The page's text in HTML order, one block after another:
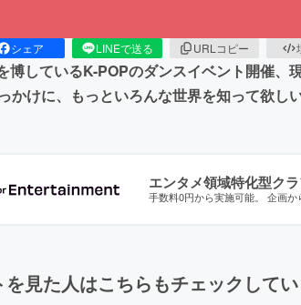
シェア LINEで送る URLコピー
博しているK-POPのダンスイベント開催
かけに、もっといろんな世界を知って欲し
エンタメ領域特化型ク
手数料0円から実施可能。 企画
見た人はこちらもチェックして